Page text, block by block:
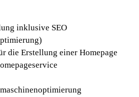
inklusive SEO
die Erstellung einer Homepage